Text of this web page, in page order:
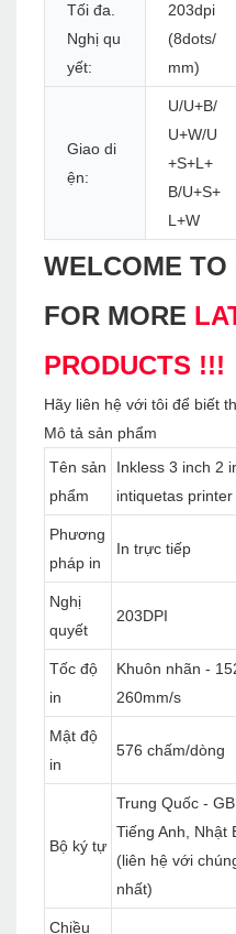
Tối đa.
Nghị qu
yết:
203dpi
(8dots/
mm)
Giao di
ện:
U/U+B/
U+W/U
+S+L+
B/U+S+
L+W
WELCOME TO
FOR MORE
PRODUCTS !!!
Hãy liên hệ với tôi để biết
Mô tả sản phẩm
Tên sản
phẩm
Inkless 3 inch 2
intiquetas printer
Phương
pháp in
In trực tiếp
Nghị
quyết
203DPI
Tốc độ
in
Khuôn nhãn -
260mm/s
Mật độ
in
576 chấm/dòng
Bộ ký tự
Trung Quốc -
Tiếng Anh, Nhật
(liên hệ với
nhất)
Chiều